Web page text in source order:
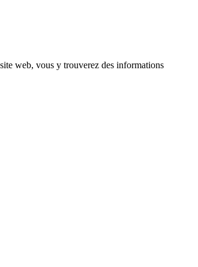
web, vous y trouverez des informations